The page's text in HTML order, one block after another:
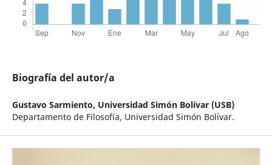
Biografía del autor/a
Gustavo Sarmiento, Universidad Simón Bolívar (USB)
Departamento de Filosofía, Universidad Simón Bolívar.